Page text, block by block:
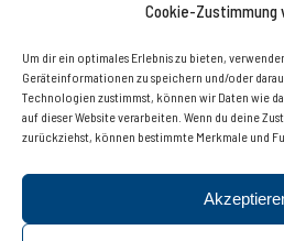
Cookie-
Um dir ein optimales Erlebnis zu bieten,
Geräteinformationen zu speichern und/oder
Technologien zustimmst, können wir Daten wie
auf dieser Website verarbeiten. Wenn du deine
zurückziehst, können bestimmte Merkmale und
KONTAKT
Innsbruckerstrasse 77, 6060